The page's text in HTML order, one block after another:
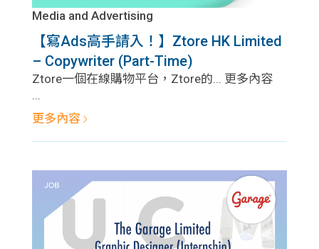
分享
大學
生學
貸款
計數
搵工
Gui
de
Gui
nce
校園
贊助
我們
Media and Advertising
【寫Ads高手請入！】Ztore HK Limited
– Copywriter (Part-Time)
Ztore一個在線購物平台，Ztore的... 更多內容
...
更多內容